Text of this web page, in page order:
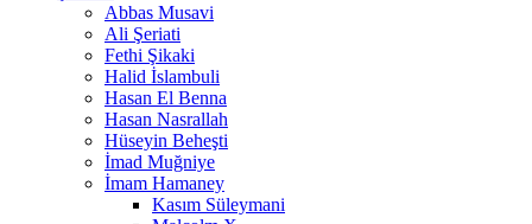
Abbas Musavi
Ali Şeriati
Fethi Şikaki
Halid İslambuli
Hasan El Benna
Hasan Nasrallah
Hüseyin Beheşti
İmad Muğniye
İmam Hamaney
Kasım Süleymani